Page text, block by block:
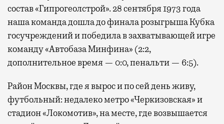
состав «Гипрогеолстрой». 28 сентября 1973 года
наша команда дошла до финала розыгрыша Кубка
госучреждений и победила в захватывающей игре
команду «Автобаза Минфина» (2:2,
дополнительное время — 0:0, пенальти — 6:5).
Район Москвы, где я вырос и по сей день живу,
футбольный: недалеко метро «Черкизовская» и
стадион «Локомотив», на месте, где возвышается